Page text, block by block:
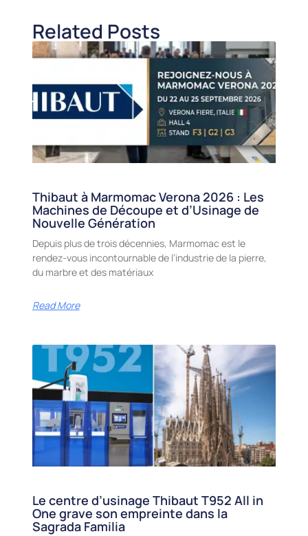
Related Posts
Thibaut à Marmomac Verona 2026 : Les
Machines de Découpe et d’Usinage de
Nouvelle Génération
Depuis plus de trois décennies, Marmomac est le
rendez-vous incontournable de l’industrie de la pierre,
du marbre et des matériaux
Read More
Le centre d’usinage Thibaut T952 All in
One grave son empreinte dans la
Sagrada Familia